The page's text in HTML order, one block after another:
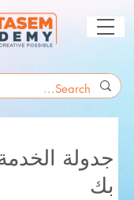
جدولة
بك